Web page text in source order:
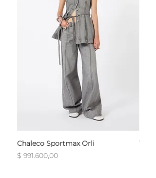
Chaleco Sportmax Orli
Precio
$ 991.600,00
T-